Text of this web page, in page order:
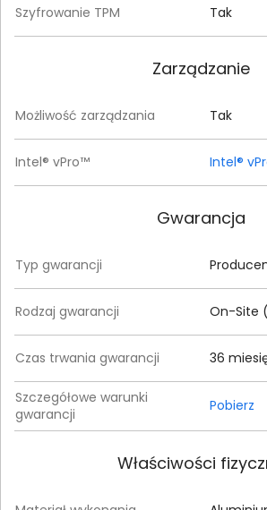
Szyfrowanie TPM Tak
Zarządzanie
Możliwość zarządzania Tak
Intel® vPro™ Intel®
Gwarancja
Typ gwarancji
Rodzaj gwarancji On-Site
Czas trwania gwarancji 36
Szczegółowe warunki
gwarancji
Pobierz
Właściwości